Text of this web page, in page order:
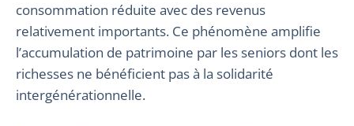
consommation réduite avec des revenus
relativement importants. Ce phénomène amplifie
l’accumulation de patrimoine par les seniors dont les
richesses ne bénéficient pas à la solidarité
intergénérationnelle.